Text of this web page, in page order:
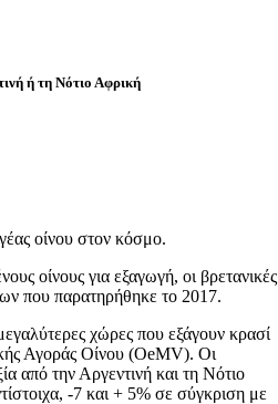
ή τη Νότιο Αφρική
οίνου στον κόσμο.
οίνους για εξαγωγή, οι βρετανικές
που παρατηρήθηκε το 2017.
χώρες που εξάγουν κρασί
Αγοράς Οίνου (OeMV). Οι
από την Αργεντινή και τη Νότιο
-7 και + 5% σε σύγκριση με